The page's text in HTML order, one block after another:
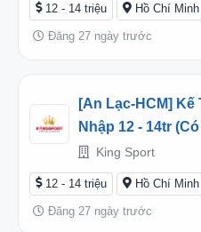
12 - 14 triệu Hồ Chí Minh
Đăng 27 ngày trước
[An Lạc-HCM] Kế
Nhập 12 - 14tr
King Sport
12 - 14 triệu Hồ Chí Minh
Đăng 27 ngày trước